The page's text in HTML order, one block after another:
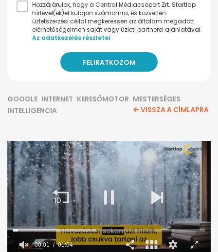
Hozzájárulok, hogy a Central Médiacsoport Zrt. Startlap
hírlevel(ek)et küldjön számomra, és közvetlen
üzletszerzési céllal megkeressen az általam megadott
elérhetőségeimen saját vagy üzleti partnerei ajánlatával.
Az adatkezelés részletei
GOOGLE INTERNET KERESŐMOTOR MESTERSÉGES
INTELLIGENCIA
VISSZA A CÍMLAPRA